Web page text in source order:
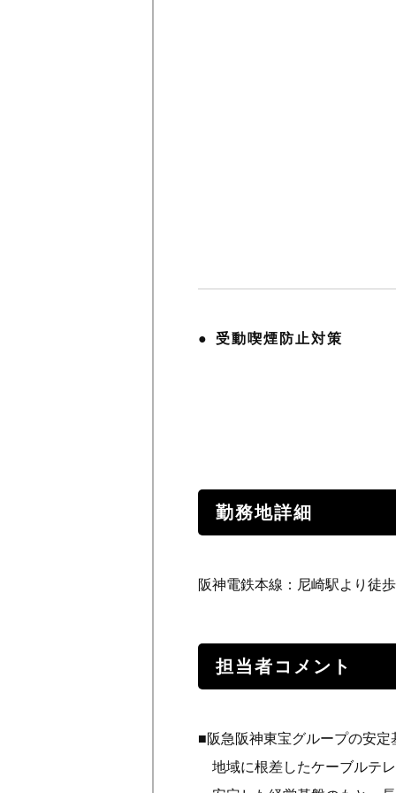
受動喫煙防止対策
勤務地詳細
阪神電鉄本線：尼崎駅より徒
担当者コメント
■阪急阪神東宝グループの安定
地域に根差したケーブルテ